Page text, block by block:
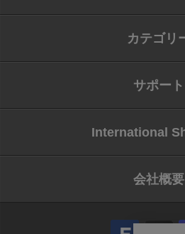
カテゴリ
サポート
International
会社概要